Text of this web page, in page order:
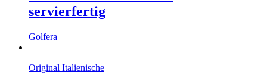
servierfertig
Golfera
Original Italienische